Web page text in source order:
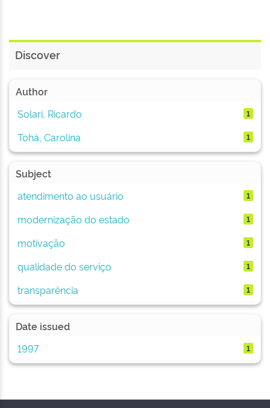
Discover
Author
Solari, Ricardo
1
Tohá, Carolina 1
Subject
atendimento ao usuário
1
modernização do estado 1
motivação 1
qualidade do serviço 1
transparência 1
Date issued
1997
1